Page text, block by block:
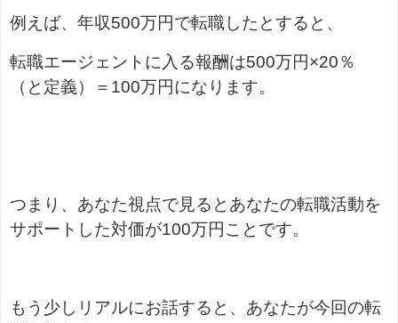
例えば、年収500万円で転職したとすると、
転職エージェントに入る報酬は500万円×20％
（と定義）＝100万円になります。
つまり、あなた視点で見るとあなたの転職活動を
サポートした対価が100万円ことです。
もう少しリアルにお話すると、あなたが今回の転